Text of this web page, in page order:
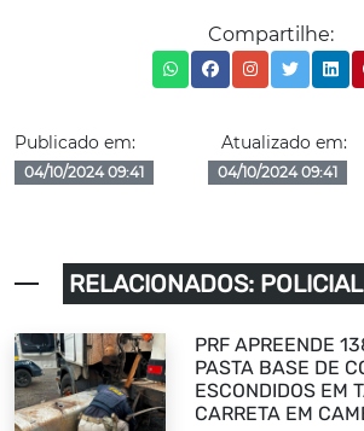
Compartilhe:
Publicado em:
04/10/2024 09:41
Atualizado em:
04/10/2024 09:41
RELACIONADOS: POLICIAL
PRF APREENDE
PASTA BASE DE
ESCONDIDOS EM
CARRETA EM